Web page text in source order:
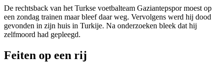
De rechtsback van het Turkse voetbalteam Gaziantepspor moest op
een zondag trainen maar bleef daar weg. Vervolgens werd hij dood
gevonden in zijn huis in Turkije. Na onderzoeken bleek dat hij
zelfmoord had gepleegd.
Feiten op een rij